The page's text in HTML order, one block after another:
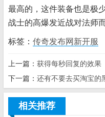
最高的，这件装备也是极
战士的高爆发近战对法师
标签： 传奇发布网新开服
上一篇： 获得每秒回复的效果
下一篇： 还有不要去买淘宝的
相关推荐